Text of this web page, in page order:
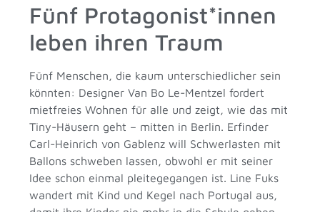
Fünf Protagonist*innen
leben ihren Traum
Fünf Menschen, die kaum unterschiedlicher sein
könnten: Designer Van Bo Le-Mentzel fordert
mietfreies Wohnen für alle und zeigt, wie das mit
Tiny-Häusern geht – mitten in Berlin. Erfinder
Carl-Heinrich von Gablenz will Schwerlasten mit
Ballons schweben lassen, obwohl er mit seiner
Idee schon einmal pleitegegangen ist. Line Fuks
wandert mit Kind und Kegel nach Portugal aus,